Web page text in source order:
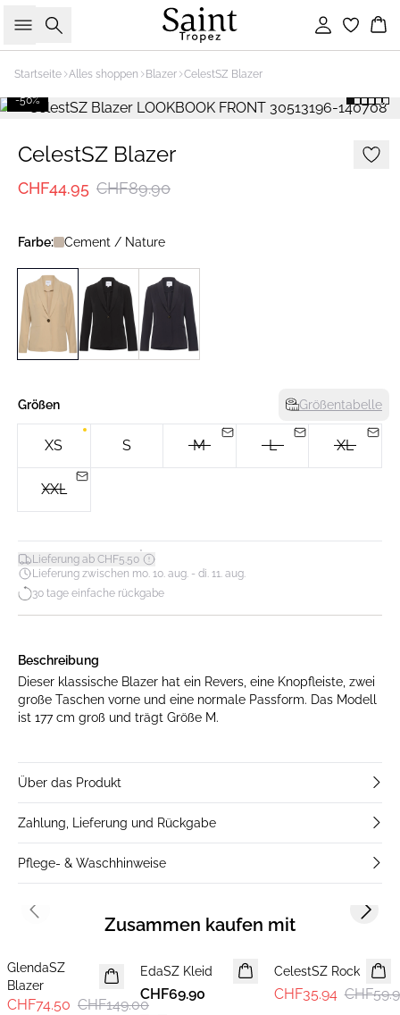
Suche Einloggen
Startseite Alles shoppen Blazer CelestSZ Blazer
-50%
CelestSZ Blazer
CHF44.95 CHF89.90
Farbe: Cement / Nature
Größen Größentabelle
XS S M L XL
XXL
Lieferung ab CHF5.50*
Lieferung zwischen mo. 10. aug. - di. 11. aug.
30 tage einfache rückgabe
Beschreibung
Dieser klassische Blazer hat ein Revers, eine Knopfleiste, zwei
große Taschen vorne und eine normale Passform. Das Modell
ist 177 cm groß und trägt Größe M.
Über das Produkt
Zahlung, Lieferung und Rückgabe
Pflege- & Waschhinweise
Zusammen kaufen mit
GlendaSZ
Blazer
CHF74.50 CHF149.00
EdaSZ Kleid
CHF69.90
-40%
CelestSZ Rock
CHF35.94
Previous slide Next